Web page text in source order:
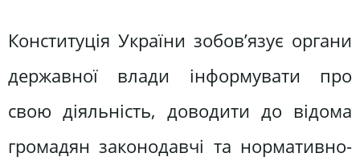
Конституція України зобов’язує органи
державної влади інформувати про
свою діяльність, доводити до відома
громадян законодавчі та нормативно-